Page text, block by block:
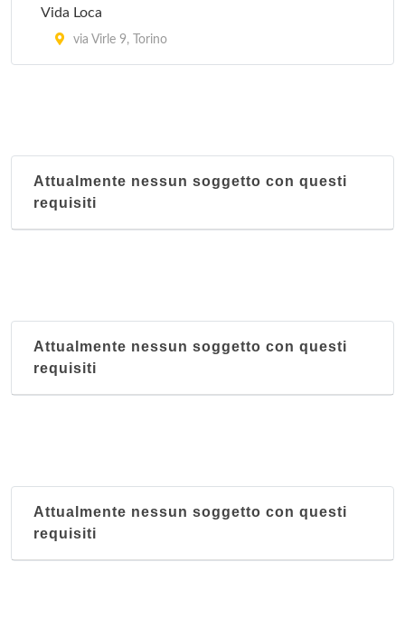
Vida Loca
via Virle 9, Torino
Attualmente nessun soggetto con questi
requisiti
Attualmente nessun soggetto con questi
requisiti
Attualmente nessun soggetto con questi
requisiti